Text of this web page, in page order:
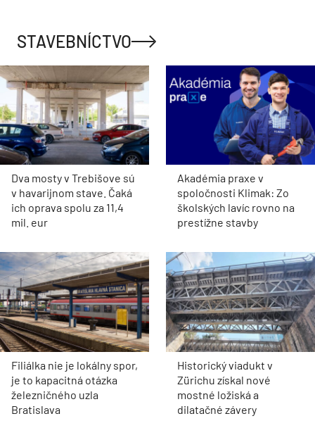
STAVEBNÍCTVO
Dva mosty v Trebišove sú
v havarijnom stave. Čaká
ich oprava spolu za 11,4
mil. eur
Akadémia praxe v
spoločnosti Klimak: Zo
školských lavíc rovno na
prestížne stavby
Filiálka nie je lokálny spor,
je to kapacitná otázka
železničného uzla
Bratislava
Historický viadukt v
Zürichu získal nové
mostné ložiská a
dilatačné závery